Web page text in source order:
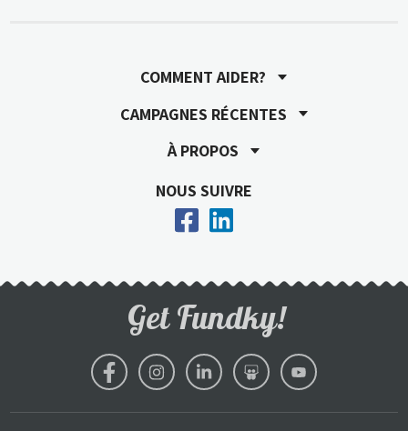
COMMENT AIDER?
CAMPAGNES RÉCENTES
À PROPOS
NOUS SUIVRE
Get Fundky!